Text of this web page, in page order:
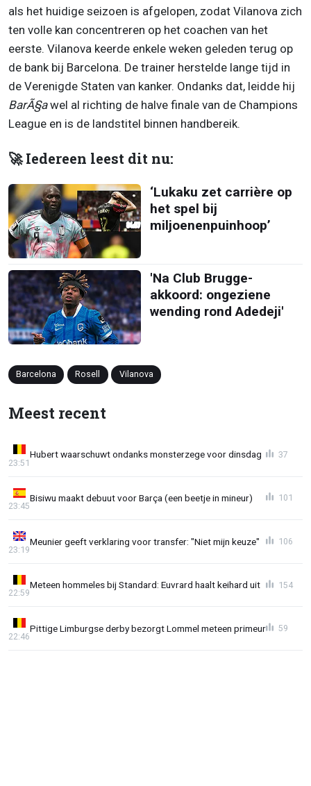
als het huidige seizoen is afgelopen, zodat Vilanova zich
ten volle kan concentreren op het coachen van het
eerste. Vilanova keerde enkele weken geleden terug op
de bank bij Barcelona. De trainer herstelde lange tijd in
de Verenigde Staten van kanker. Ondanks dat, leidde hij
BarÃ§awel al richting de halve finale van de Champions
League en is de landstitel binnen handbereik.
🚀 Iedereen leest dit nu:
‘Lukaku zet carrière op
het spel bij
miljoenenpuinhoop’
'Na Club Brugge-
akkoord: ongeziene
wending rond Adedeji'
Barcelona Rosell Vilanova
Meest recent
Hubert waarschuwt ondanks monsterzege voor dinsdag
23:51
37
Bisiwu maakt debuut voor Barça (een beetje in mineur)
23:45
101
Meunier geeft verklaring voor transfer: "Niet mijn keuze"
23:19
106
Meteen hommeles bij Standard: Euvrard haalt keihard uit
22:59
154
Pittige Limburgse derby bezorgt Lommel meteen primeur
22:46
59